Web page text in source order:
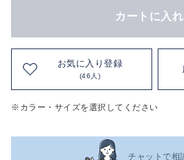
カートに入
お気に入り登録
(46人)
※カラー・サイズを選択してください
チャットで相